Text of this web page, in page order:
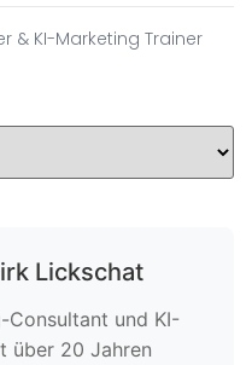
& KI-Marketing Trainer
Lickschat
Consultant und KI-
über 20 Jahren